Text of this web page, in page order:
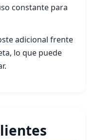
constante para
adicional frente
lo que puede